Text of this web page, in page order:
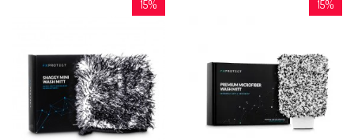
15% 15%